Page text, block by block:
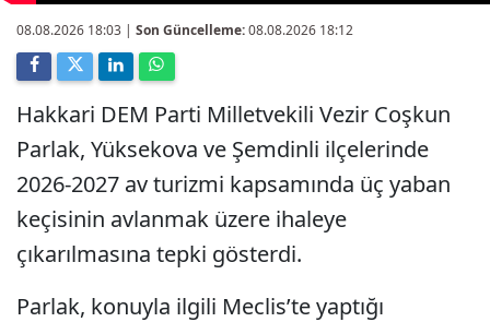
08.08.2026 18:03 | Son Güncelleme:08.08.2026 18:12
Hakkari DEM Parti Milletvekili Vezir Coşkun
Parlak, Yüksekova ve Şemdinli ilçelerinde
2026-2027 av turizmi kapsamında üç yaban
keçisinin avlanmak üzere ihaleye
çıkarılmasına tepki gösterdi.
Parlak, konuyla ilgili Meclis’te yaptığı